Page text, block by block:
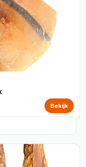
Bekijk